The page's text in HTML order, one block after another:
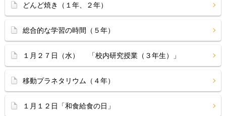
どんど焼き（１年、２年）
総合的な学習の時間（５年）
１月２７日（水） 「校内研究授業（３年生）」
移動プラネタリウム（４年）
１月１２日「和食給食の日」